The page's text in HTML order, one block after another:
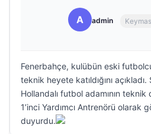
A admin
Fenerbahçe, kulübün eski
teknik heyete katıldığını
Hollandalı futbol adamının teknik
1’inci Yardımcı Antrenörü olarak
duyurdu.